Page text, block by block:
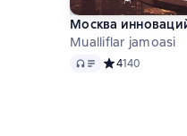
Москва
Mualliflar jamoasi
Audio Средний
4140